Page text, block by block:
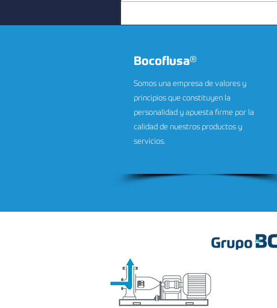
Bocoflusa®
Somos una empresa de valores y
principios que constituyen la
personalidad y apuesta firme por la
calidad de nuestros productos y
servicios.